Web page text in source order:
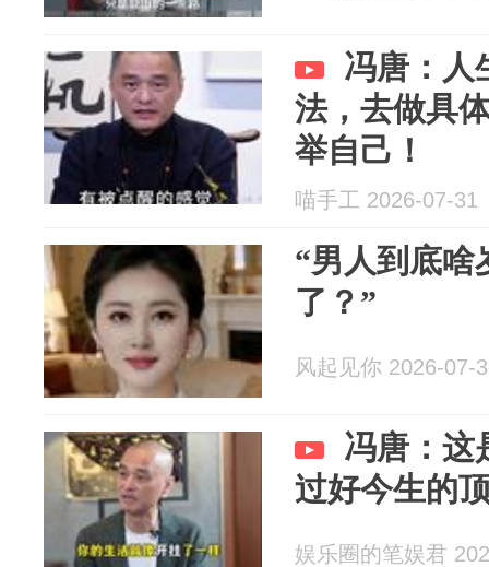
冯唐：人
法，去做具
举自己！
喵手工 2026-07-31
“男人到底啥
了？”
风起见你 2026-07-
冯唐：这
过好今生的
娱乐圈的笔娱君